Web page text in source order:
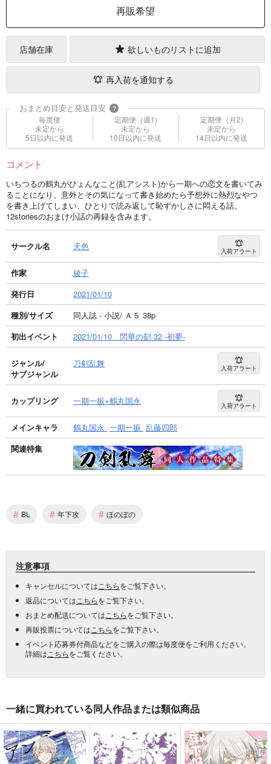
再販希望
店舗在庫 欲しいものリストに追加
再入荷を通知する
おまとめ目安と発送目安 ?
毎度便
未定から
5日以内に発送
定期便（週1)
未定から
10日以内に発送
定期便（月2)
未定から
14日以内に発送
コメント
いちつるの鶴丸がひょんなこと(乱アシスト)から一期への恋文を書いてみ
ることになり、意外とその気になって書き始めたら予想外に熱烈なやつ
を書き上げてしまい、ひとりで読み返して恥ずかしさに悶える話。
12storiesのおまけ小話の再録を含みます。
サークル名 天色 入荷アラート
作家
綾子
発行日
2021/01/10
種別/サイズ
同人誌 - 小説/ Ａ５ 38p
初出イベント
2021/01/10 閃華の刻 32 -初夢-
ジャンル/
サブジャンル
刀剣乱舞 入荷アラート
カップリング 一期一振×鶴丸国永 入荷アラート
メインキャラ 鶴丸国永 一期一振 乱藤四郎
関連特集
# BL # 年下攻 # ほのぼの
注意事項
キャンセルについては こちらをご覧下さい。
返品については こちらをご覧下さい。
おまとめ配送については こちらをご覧下さい。
再販投票については こちらをご覧下さい。
イベント応募券付商品などをご購入の際は毎度便をご利用ください。
詳細は こちらをご覧ください。
一緒に買われている同人作品または類似商品